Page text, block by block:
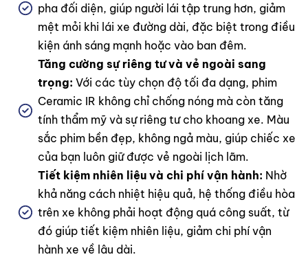
pha đối diện, giúp người lái tập trung hơn, giảm
mệt mỏi khi lái xe đường dài, đặc biệt trong điều
kiện ánh sáng mạnh hoặc vào ban đêm.
Tăng cường sự riêng tư và vẻ ngoài sang
trọng: Với các tùy chọn độ tối đa dạng, phim
Ceramic IR không chỉ chống nóng mà còn tăng
tính thẩm mỹ và sự riêng tư cho khoang xe. Màu
sắc phim bền đẹp, không ngả màu, giúp chiếc xe
của bạn luôn giữ được vẻ ngoài lịch lãm.
Tiết kiệm nhiên liệu và chi phí vận hành: Nhờ
khả năng cách nhiệt hiệu quả, hệ thống điều hòa
trên xe không phải hoạt động quá công suất, từ
đó giúp tiết kiệm nhiên liệu, giảm chi phí vận
hành xe về lâu dài.